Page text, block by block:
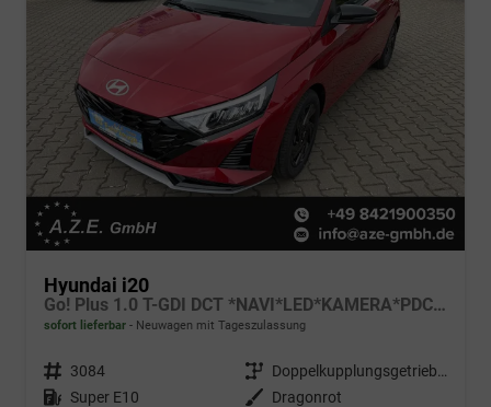
Hyundai i20
Go! Plus 1.0 T-GDI DCT *NAVI*LED*KAMERA*PDC*SH*LHZ*2026!
sofort lieferbar Neuwagen mit Tageszulassung
Fahrzeugnr. 3084 Getriebe
Doppelkupplungsgetriebe (DSG)
Kraftstoff Super E10 Außenfarbe Dragonrot